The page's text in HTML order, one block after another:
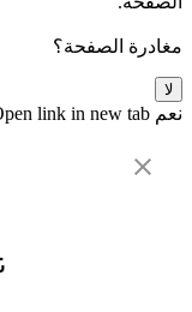
مغادرة الصفحة؟
لا
نعم link in new tab